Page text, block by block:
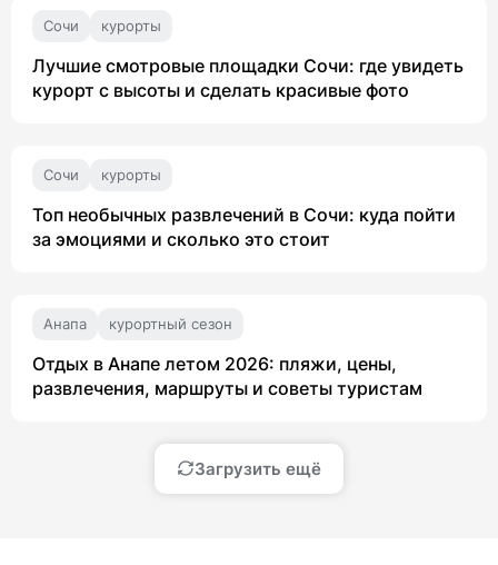
Сочи курорты
Лучшие смотровые площадки Сочи: где увидеть
курорт с высоты и сделать красивые фото
Сочи курорты
Топ необычных развлечений в Сочи: куда пойти
за эмоциями и сколько это стоит
Анапа курортный сезон
Отдых в Анапе летом 2026: пляжи, цены,
развлечения, маршруты и советы туристам
Загрузить ещё